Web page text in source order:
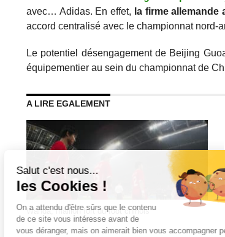
avec… Adidas. En effet, la firme allemande
accord centralisé avec le championnat nord-
Le potentiel désengagement de Beijing
équipementier au sein du championnat de
A LIRE EGALEMENT
Wanda, maillon fort du foot chinois